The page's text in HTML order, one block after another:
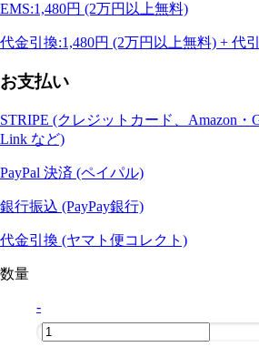
EMS:1,480円 (2万円以上無料)
代金引換:1,480円 (2万円以上無料) + 代
お支払い
STRIPE (クレジットカード、Amazon・
Link など)
PayPal 決済 (ペイパル)
銀行振込 (PayPay銀行)
代金引換 (ヤマト便コレクト)
数量
-